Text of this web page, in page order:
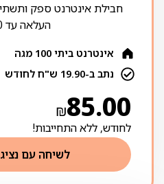
העלאה עד 10 מגה
אינטרנט ביתי 100 מגה
נתב ב-19.90 ש"ח לחודש
₪85.00
לחודש, ללא התחייבות!
לשיחה עם נציג